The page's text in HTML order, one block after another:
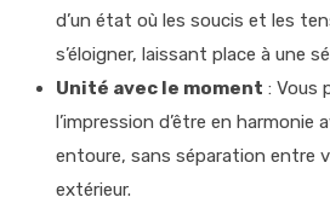
d’un état où les soucis et les
s’éloigner, laissant place à une
Unité avec le moment : Vous
l’impression d’être en
entoure, sans séparation entre
extérieur.